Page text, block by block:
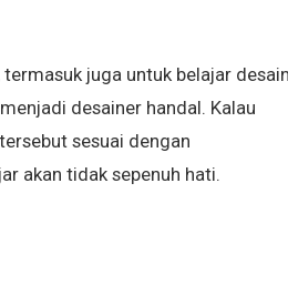
juga untuk belajar
desainer handal. Kalau
sesuai dengan
akan tidak sepenuh hati.